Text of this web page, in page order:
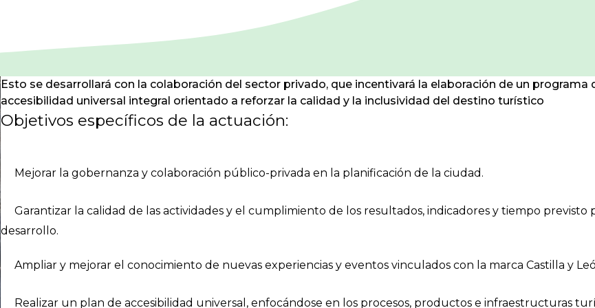
Esto se desarrollará con la colaboración del sector privado, que incentivará la elaboración de un programa
accesibilidad universal integral orientado a reforzar la calidad y la inclusividad del destino turístico
Objetivos específicos de la actuación:
Mejorar la gobernanza y colaboración público-privada en la planificación de la ciudad.
Garantizar la calidad de las actividades y el cumplimiento de los resultados, indicadores y tiempo previsto
desarrollo.
Ampliar y mejorar el conocimiento de nuevas experiencias y eventos vinculados con la marca Castilla y
Realizar un plan de accesibilidad universal, enfocándose en los procesos, productos e infraestructuras